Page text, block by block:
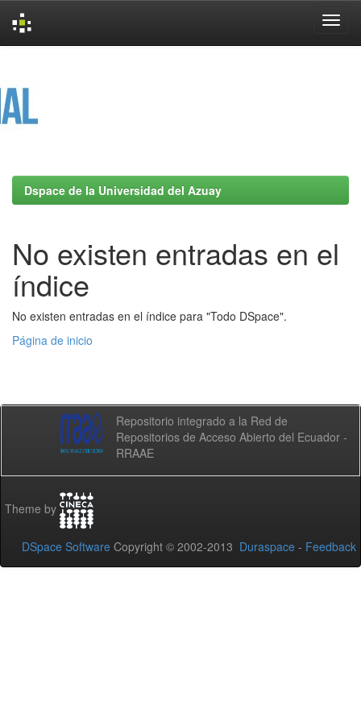
Dspace de la Universidad del Azuay
No existen entradas en el
índice
No existen entradas en el índice para "Todo DSpace".
Página de inicio
Repositorio integrado a la Red de
Repositorios de Acceso Abierto del Ecuador -
RRAAE
Theme by
DSpace Software Copyright © 2002-2013 Duraspace - Feedback